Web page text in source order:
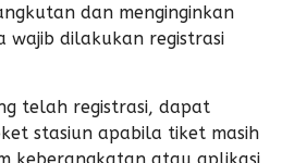
dan menginginkan
wajib dilakukan registrasi
telah registrasi, dapat
stasiun apabila tiket masih